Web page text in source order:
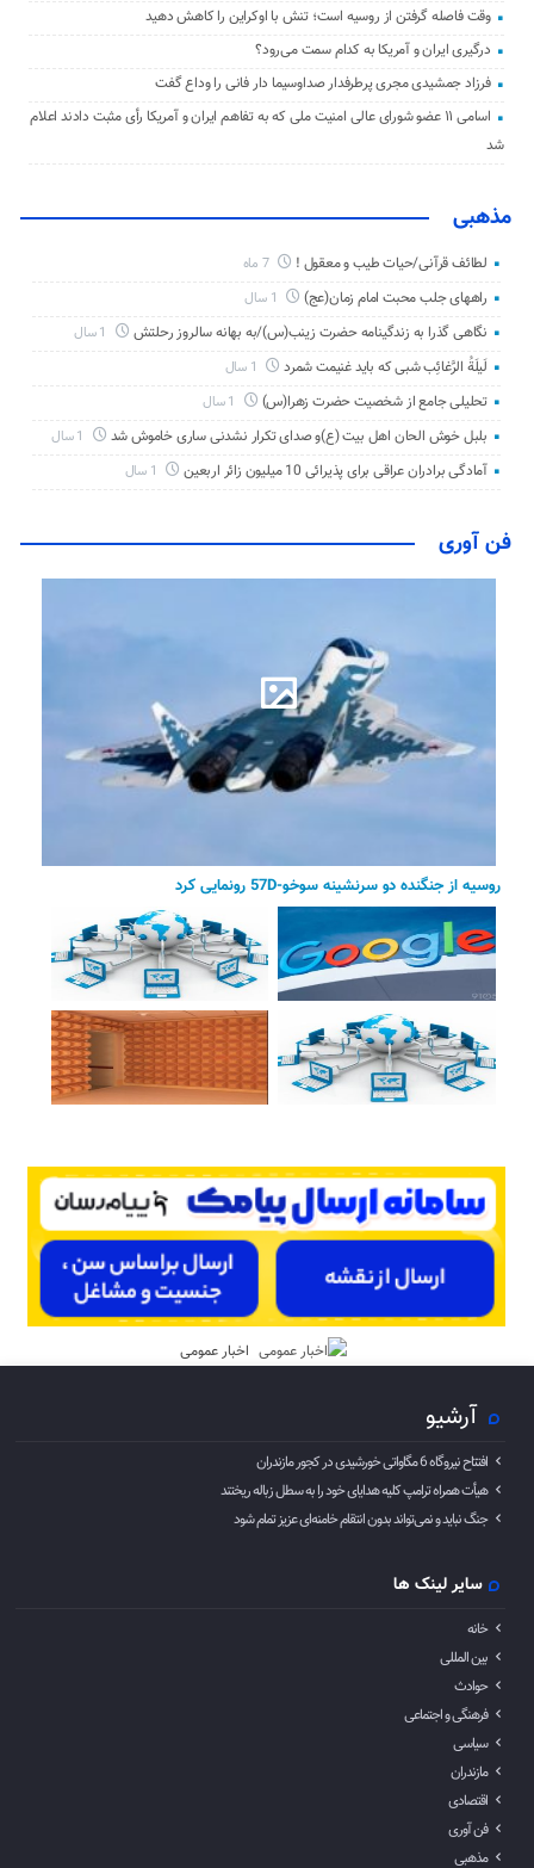
وقت فاصله گرفتن از روسیه است؛ تنش با اوکراین را کاهش دهید
درگیری ایران و آمریکا به کدام سمت می‌رود؟
فرزاد جمشیدی مجری پرطرفدار صداوسیما دار فانی را وداع گفت
اسامی ۱۱ عضو شورای عالی امنیت ملی که به تفاهم ایران و آمریکا رأی مثبت دادند اعلام
شد
مذهبی
لطائف قرآنی/حیات طیب و معقول ! 7 ماه
راههای جلب محبت امام زمان(عج)
نگاهی گذرا به زندگینامه حضرت زینب(س)/به بهانه سالروز رحلتش
لَیلَةُ الرَّغائِب شبی که باید غنیمت شمرد
تحلیلی جامع از شخصیت حضرت زهرا(س)
بلبل خوش الحان اهل بیت (ع)و صدای تکرار نشدنی ساری خاموش شد
آمادگی برادران عراقی برای پذیرائی 10 میلیون زائر اربعین
فن آوری
روسیه از جنگنده دو سرنشینه سوخو-57D رونمایی کرد
اخبار عمومی
آرشیو
افتتاح نیروگاه 6 مگاواتی خورشیدی در کجور مازندران
هیأت همراه ترامپ کلیه هدایای خود را به سطل زباله ریختند
جنگ نباید و نمی‌تواند بدون انتقام خامنه‌ای عزیز تمام شود
سایر لینک ها
خانه
بین المللی
حوادث
فرهنگی و اجتماعی
سیاسی
مازندران
اقتصادی
فن آوری
مذهبی